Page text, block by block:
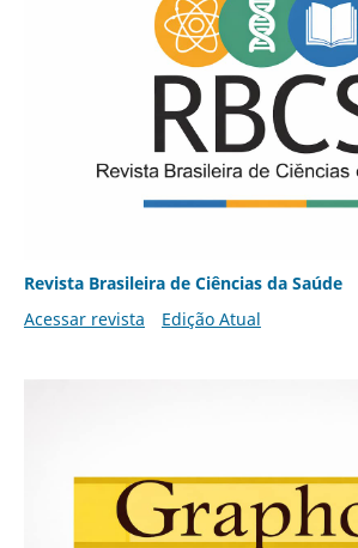
Revista Brasileira de Ciências da Saúde
Acessar revista
Edição Atual